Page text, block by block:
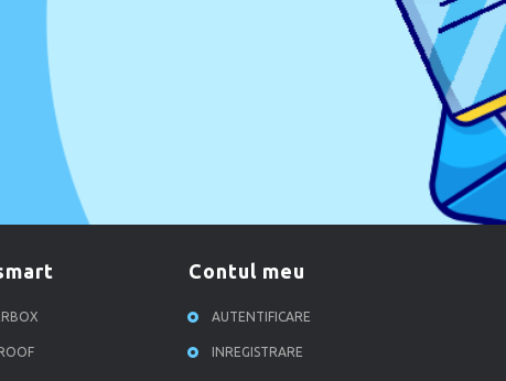
contul meu
AUTENTIFICARE
INREGISTRARE